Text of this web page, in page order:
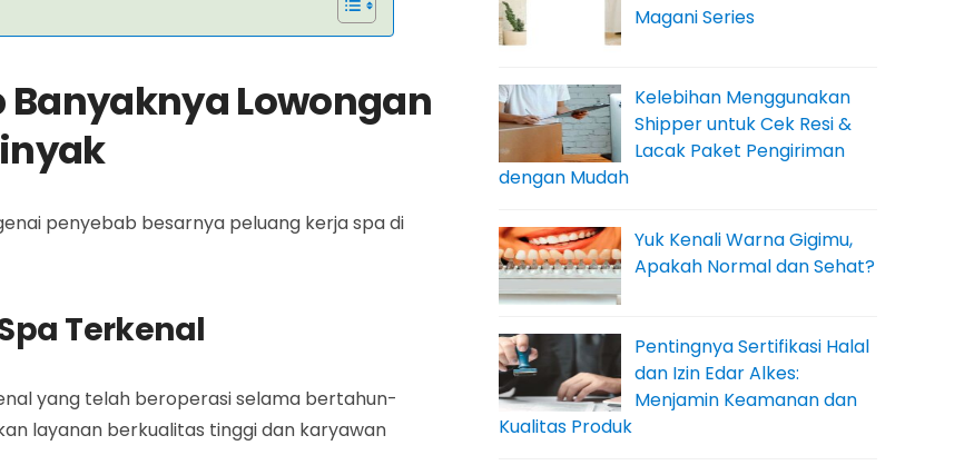
Banyaknya Lowongan
penyebab besarnya peluang kerja spa di
Terkenal
yang telah beroperasi selama bertahun-
layanan berkualitas tinggi dan karyawan
Magani Series
Kelebihan Menggunakan
Shipper untuk Cek Resi &
Lacak Paket Pengiriman
dengan Mudah
Yuk Kenali Warna Gigimu,
Apakah Normal dan Sehat?
Pentingnya Sertifikasi Halal
dan Izin Edar Alkes:
Menjamin Keamanan dan
Kualitas Produk